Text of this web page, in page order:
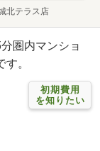
北テラス店
圏内マンショ
。
初期費用
を知りたい